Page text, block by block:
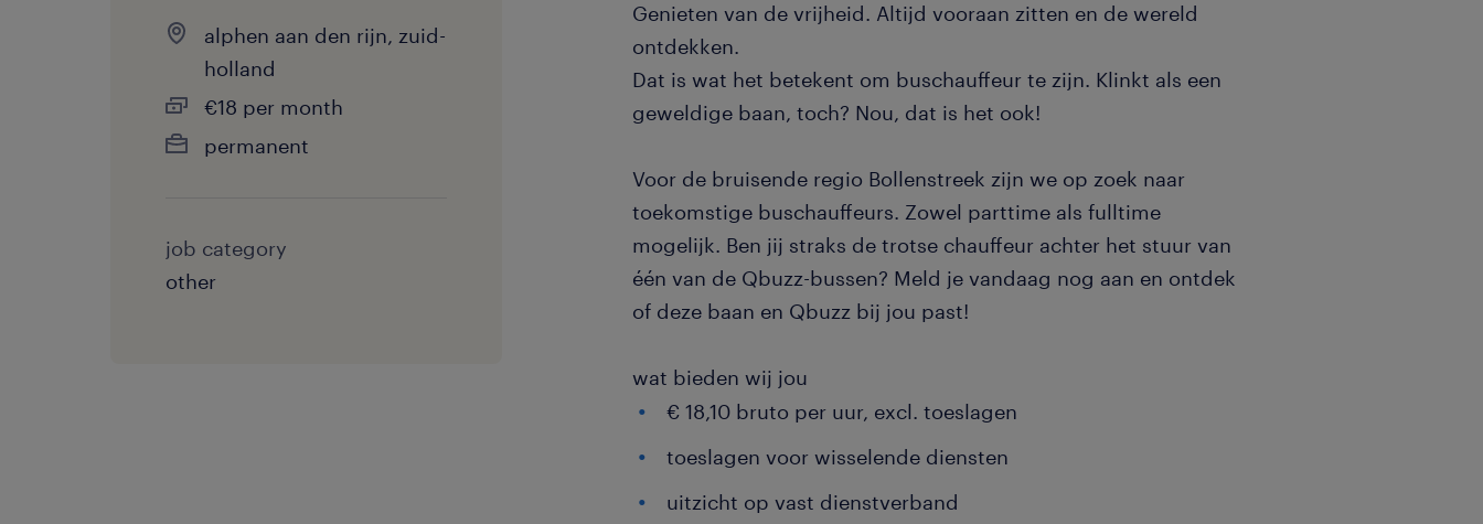
alphen aan den rijn, zuid-
holland
€18 per month
permanent
job category
other
Genieten van de vrijheid. Altijd vooraan zitten en de wereld
ontdekken.
Dat is wat het betekent om buschauffeur te zijn. Klinkt als een
geweldige baan, toch? Nou, dat is het ook!
Voor de bruisende regio Bollenstreek zijn we op zoek naar
toekomstige buschauffeurs. Zowel parttime als fulltime
mogelijk. Ben jij straks de trotse chauffeur achter het stuur van
één van de Qbuzz-bussen? Meld je vandaag nog aan en ontdek
of deze baan en Qbuzz bij jou past!
wat bieden wij jou
€ 18,10 bruto per uur, excl. toeslagen
toeslagen voor wisselende diensten
uitzicht op vast dienstverband